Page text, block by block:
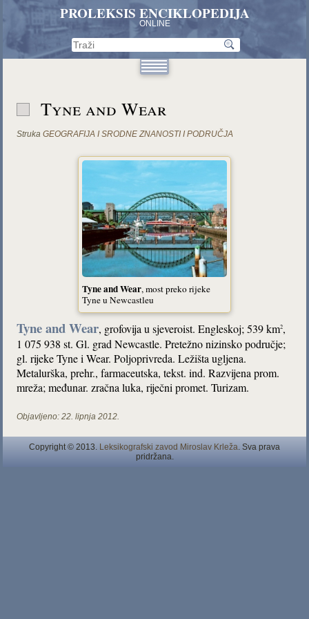
PROLEKSIS ENCIKLOPEDIJA
ONLINE
Tyne and Wear
Struka GEOGRAFIJA I SRODNE ZNANOSTI I PODRUČJA
Tyne and Wear, most preko rijeke
Tyne u Newcastleu
Tyne and Wear, grofovija u sjeveroist. Engleskoj; 539 km2,
1 075 938 st. Gl. grad Newcastle. Pretežno nizinsko područje;
gl. rijeke Tyne i Wear. Poljoprivreda. Ležišta ugljena.
Metalurška, prehr., farmaceutska, tekst. ind. Razvijena prom.
mreža; međunar. zračna luka, riječni promet. Turizam.
Objavljeno: 22. lipnja 2012.
Copyright © 2013. Leksikografski zavod Miroslav Krleža . Sva prava
pridržana.